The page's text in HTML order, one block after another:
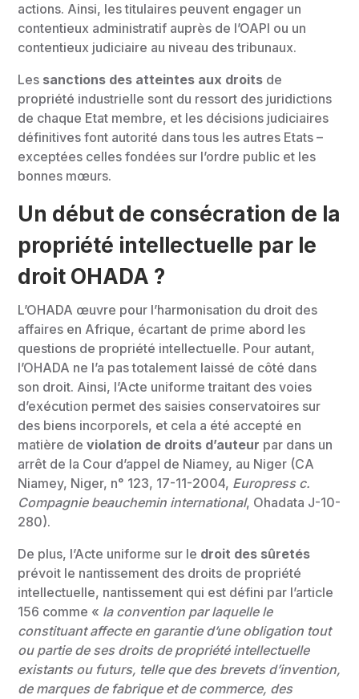
actions. Ainsi, les titulaires peuvent engager un
contentieux administratif auprès de l’OAPI ou un
contentieux judiciaire au niveau des tribunaux.
Les sanctions des atteintes aux droits de
propriété industrielle sont du ressort des juridictions
de chaque Etat membre, et les décisions judiciaires
définitives font autorité dans tous les autres Etats –
exceptées celles fondées sur l’ordre public et les
bonnes mœurs.
Un début de consécration de la
propriété intellectuelle par le
droit OHADA ?
L’OHADA œuvre pour l’harmonisation du droit des
affaires en Afrique, écartant de prime abord les
questions de propriété intellectuelle. Pour autant,
l’OHADA ne l’a pas totalement laissé de côté dans
son droit. Ainsi, l’Acte uniforme traitant des voies
d’exécution permet des saisies conservatoires sur
des biens incorporels, et cela a été accepté en
matière deviolation de droits d’auteur par dans un
arrêt de la Cour d’appel de Niamey, au Niger (CA
Niamey, Niger, n° 123, 17-11-2004, Europress c.
Compagnie beauchemin international, Ohadata J-10-
280).
De plus, l’Acte uniforme sur le droit des sûretés
prévoit le nantissement des droits de propriété
intellectuelle, nantissement qui est défini par l’article
156 comme « la convention par laquelle le
constituant affecte en garantie d’une obligation tout
ou partie de ses droits de propriété intellectuelle
existants ou futurs, telle que des brevets d’invention,
de marques de fabrique et de commerce, des